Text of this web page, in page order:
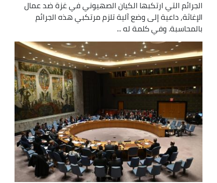
الجرائم التي ارتكبها الكيان الصهيوني في غزة ضد عمال
الإغاثة, داعية إلى وضع آلية تلزم مرتكبي هذه الجرائم
بالمحاسبة. وفي كلمة له ...